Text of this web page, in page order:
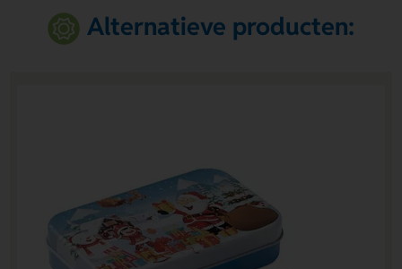
Alternatieve producten: